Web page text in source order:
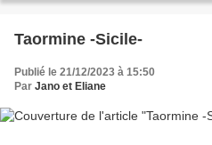
Taormine -Sicile-
Publié le 21/12/2023 à 15:50
Par Jano et Eliane